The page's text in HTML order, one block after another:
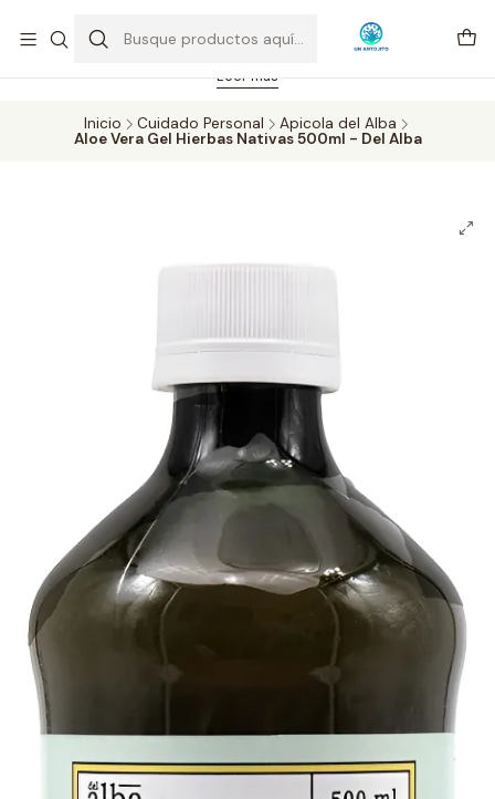
Feriado 21-05-2026 atención hasta las 14 hrs. Envío GRATIS mismo
día solo área Metropolitana Santiago por compras desde CLP 39.900.
Pedidos hasta 16 hrs., sábados y domingos hasta 14 hrs.
Leer más
Inicio Cuidado Personal
Apicola del Alba
Aloe Vera Gel Hierbas Nativas 500ml - Del Alba